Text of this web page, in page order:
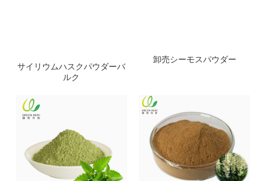
サイリウムハスクパウダーバ
ルク
卸売シーモスパウダー